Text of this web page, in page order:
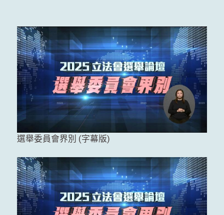
選舉委員會界別 (字幕版)